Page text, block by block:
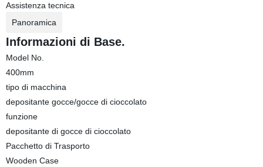
Assistenza tecnica
Panoramica
Informazioni di Base.
Model No.
400mm
tipo di macchina
depositante gocce/gocce di cioccolato
funzione
depositante di gocce di cioccolato
Pacchetto di Trasporto
Wooden Case